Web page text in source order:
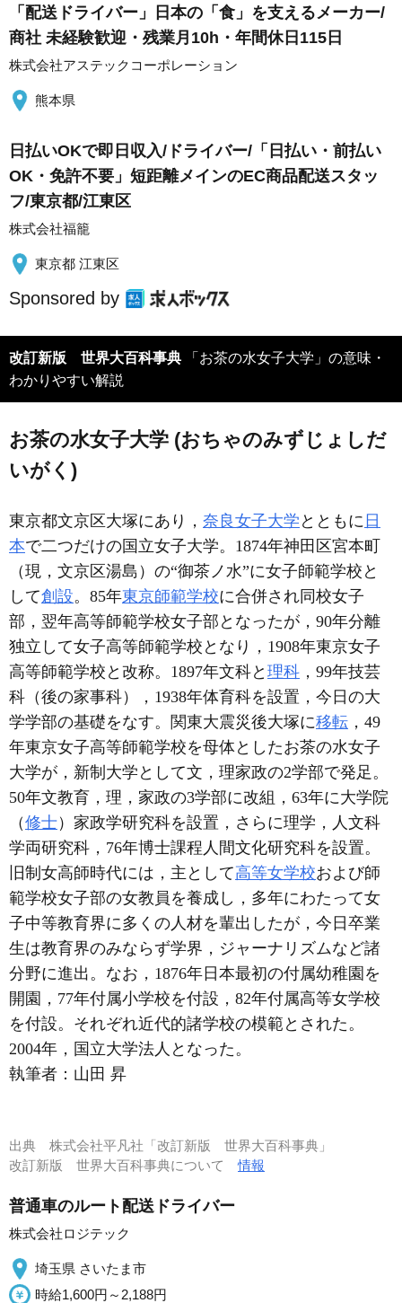
「配送ドライバー」日本の「食」を支えるメーカー/
商社 未経験歓迎・残業月10h・年間休日115日
株式会社アステックコーポレーション
熊本県
日払いOKで即日収入/ドライバー/「日払い・前払い
OK・免許不要」短距離メインのEC商品配送スタッ
フ/東京都/江東区
株式会社福籠
東京都 江東区
Sponsored by
改訂新版 世界大百科事典 「お茶の水女子大学」の意味・
わかりやすい解説
お茶の水女子大学 (おちゃのみずじょしだ
いがく)
東京都文京区大塚にあり， 奈良女子大学 とともに 日
本で二つだけの国立女子大学。1874年神田区宮本町
（現，文京区湯島）の“御茶ノ水”に女子師範学校と
して創設。85年東京師範学校に合併され同校女子
部，翌年高等師範学校女子部となったが，90年分離
独立して女子高等師範学校となり，1908年東京女子
高等師範学校と改称。1897年文科と 理科 ，99年技芸
科（後の家事科），1938年体育科を設置，今日の大
学学部の基礎をなす。関東大震災後大塚に移転 ，49
年東京女子高等師範学校を母体としたお茶の水女子
大学が，新制大学として文，理家政の2学部で発足。
50年文教育，理，家政の3学部に改組，63年に大学院
（修士）家政学研究科を設置，さらに理学，人文科
学両研究科，76年博士課程人間文化研究科を設置。
旧制女高師時代には，主として高等女学校および師
範学校女子部の女教員を養成し，多年にわたって女
子中等教育界に多くの人材を輩出したが，今日卒業
生は教育界のみならず学界，ジャーナリズムなど諸
分野に進出。なお，1876年日本最初の付属幼稚園を
開園，77年付属小学校を付設，82年付属高等女学校
を付設。それぞれ近代的諸学校の模範とされた。
2004年，国立大学法人となった。
執筆者： 山田 昇
出典 株式会社平凡社「改訂新版 世界大百科事典」
改訂新版 世界大百科事典について情報
普通車のルート配送ドライバー
株式会社ロジテック
埼玉県 さいたま市
時給1,600円～2,188円